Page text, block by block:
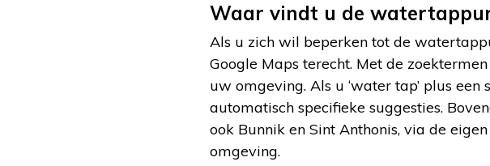
Waar vindt u de
Als u zich wil beperken tot de
Google Maps terecht. Met de
uw omgeving. Als u ‘water tap’ plus
automatisch specifieke suggesties.
ook Bunnik en Sint Anthonis, via de
omgeving.